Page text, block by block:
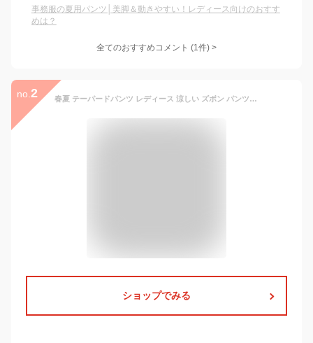
事務服の夏用パンツ│美脚＆動きやすい！レディース向けのおすす
めは？
全てのおすすめコメント (1件) >
no. 2 春夏 テーパードパンツ レディース 涼しい ズボン パンツ 春夏用 紫外線カット事務服 ボトムス ズボン ロングパンツ ウエストゴム 春 夏 通勤 仕事 おしゃれ オフィス ストレッチ 体型カバー 洗える 大きいサイズ 黒
ショップでみる